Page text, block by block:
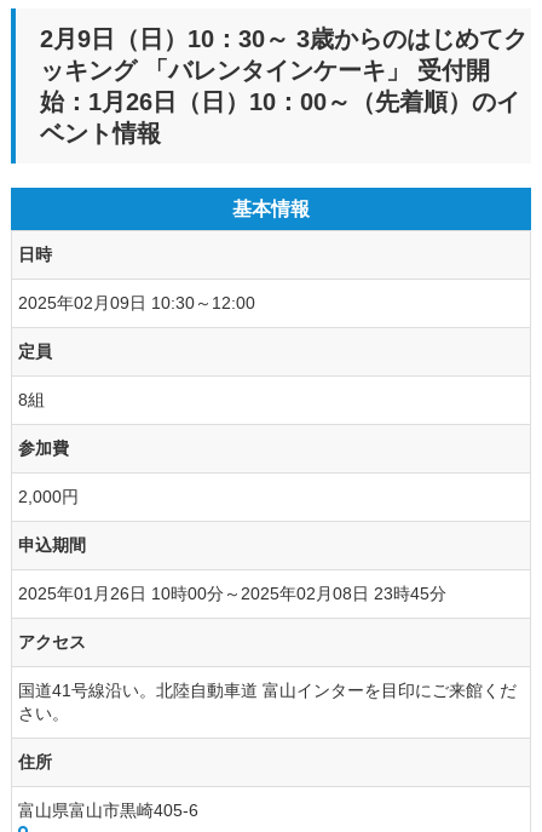
2月9日（日）10：30～ 3歳からのはじめてク
ッキング 「バレンタインケーキ」 受付開
始：1月26日（日）10：00～（先着順）のイ
ベント情報
基本情報
日時
2025年02月09日 10:30～12:00
定員
8組
参加費
2,000円
申込期間
2025年01月26日 10時00分～2025年02月08日 23時45分
アクセス
国道41号線沿い。北陸自動車道 富山インターを目印にご来館くだ
さい。
住所
富山県富山市黒崎405-6